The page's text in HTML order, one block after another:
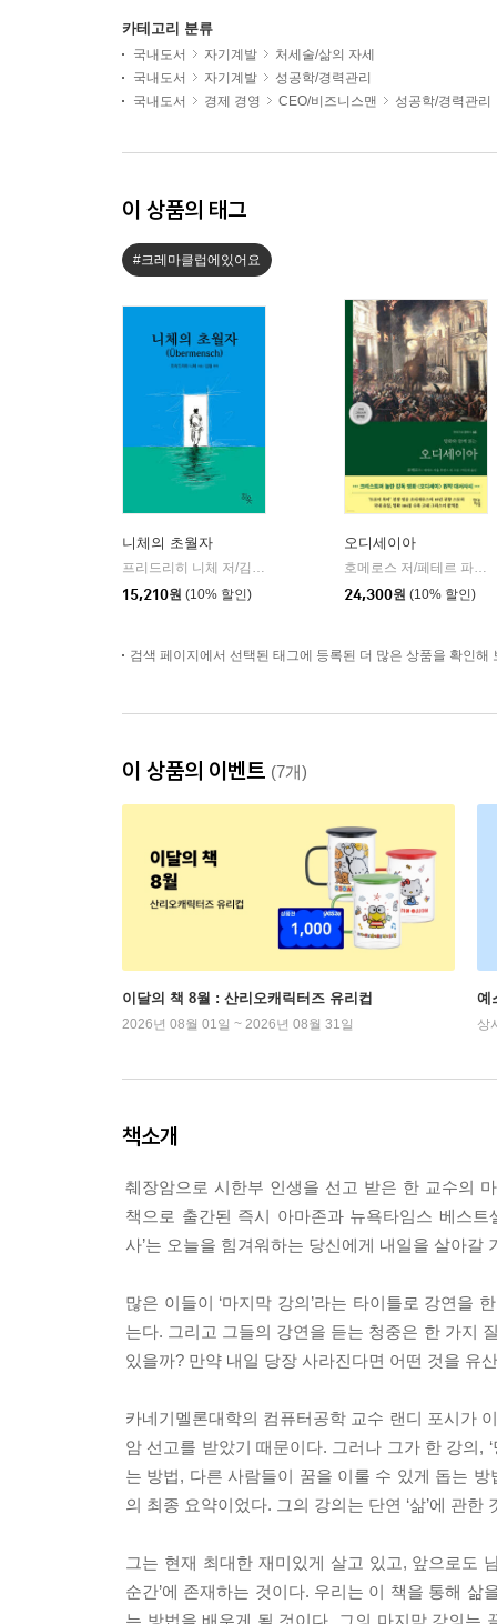
카테고리 분류
국내도서 자기계발
처세술/삶의 자세
국내도서
자기계발
성공학/경력관리
국내도서
경제 경영 CEO/비즈니스맨 성공학/경력관리
이 상품의 태그
#크레마클럽에있어요
니체의 초월자
프리드리히 니체 저/김철 편역
15,210원 (10% 할인)
오디세이아
호메로스 저/페테르 파울 루벤스 그림/박문재 역
24,300원 (10% 할인)
검색 페이지에서 선택된 태그에 등록된 더 많은 상품을 확인해
이 상품의 이벤트 (7개)
이달의 책 8월 : 산리오캐릭터즈 유리컵
2026년 08월 01일 ~ 2026년 08월 31일
예
상
책소개
췌장암으로 시한부 인생을 선고 받은 한 교수의
책으로 출간된 즉시 아마존과 뉴욕타임스 베스
사’는 오늘을 힘겨워하는 당신에게 내일을 살아갈
많은 이들이 ‘마지막 강의’라는 타이틀로 강연을
는다. 그리고 그들의 강연을 듣는 청중은 한 가지
있을까? 만약 내일 당장 사라진다면 어떤 것을 유
카네기멜론대학의 컴퓨터공학 교수 랜디 포시가
암 선고를 받았기 때문이다. 그러나 그가 한 강의,
는 방법, 다른 사람들이 꿈을 이룰 수 있게 돕는
의 최종 요약이었다. 그의 강의는 단연 ‘삶’에 관한
그는 현재 최대한 재미있게 살고 있고, 앞으로도
순간’에 존재하는 것이다. 우리는 이 책을 통해
는 방법을 배우게 될 것이다. 그의 마지막 강의는